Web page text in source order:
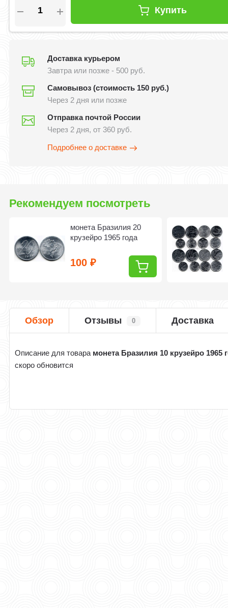
Купить
Доставка курьером
Завтра или позже - 500 руб.
Самовывоз (стоимость 150 руб.)
Через 2 дня или позже
Отправка почтой России
Через 2 дня, от 360 руб.
Подробнее о доставке
Рекомендуем посмотреть
монета Бразилия 20
крузейро 1965 года
100₽
Обзор Отзывы 0 Доставка
Описание для товара монета Бразилия 10 крузейро 1965
скоро обновится